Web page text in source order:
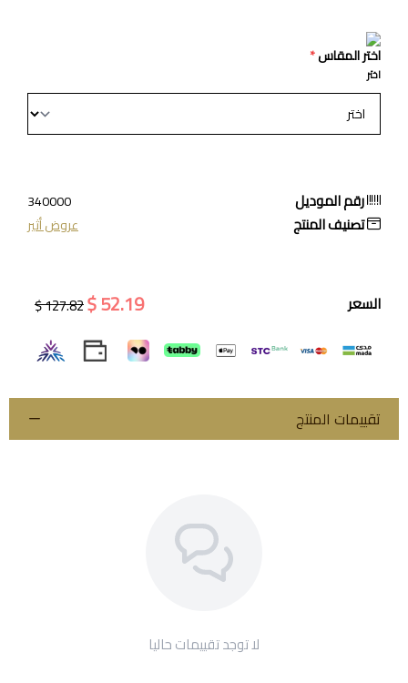
اختر المقاس*
اختر
رقم الموديل 340000
تصنيف المنتج عروض أثير
السعر 52.19 $
127.82 $
تقييمات المنتج
لا توجد تقييمات حاليا